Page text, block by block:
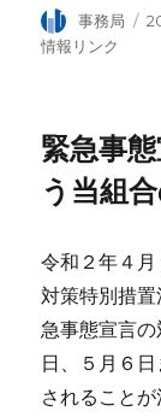
投
稿
事務局
情報リンク
緊急事
う当組
令和２年４
対策特別措
急事態宣言
日、５月６
されることが